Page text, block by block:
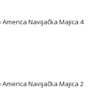
Navijačka Majica 4
Navijačka Majica 2